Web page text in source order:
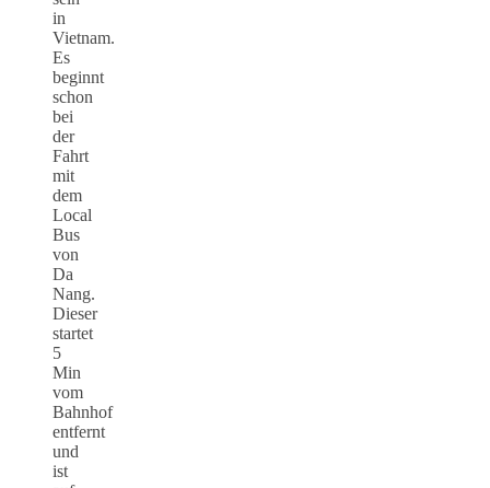
in
Vietnam.
Es
beginnt
schon
bei
der
Fahrt
mit
dem
Local
Bus
von
Da
Nang.
Dieser
startet
5
Min
vom
Bahnhof
entfernt
und
ist